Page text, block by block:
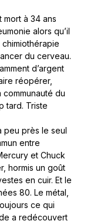
mort à 34 ans
alors qu’il
chimiothérapie
du cerveau.
d’argent
réopérer,
communauté du
tard. Triste
peu près le seul
entre
et Chuck
hormis un goût
en cuir. Et le
80. Le métal,
ce qui
a redécouvert